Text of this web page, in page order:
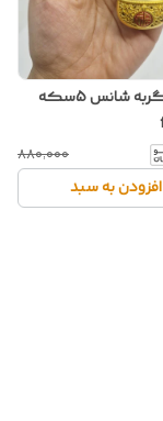
جاسوییچی گربه شانس 5سکه
۸۸۰٬۰۰۰
افزودن به سبد